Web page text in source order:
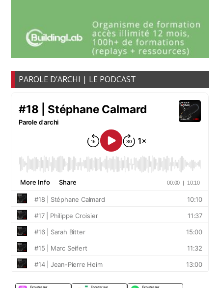
PAROLE D’ARCHI | LE PODCAST